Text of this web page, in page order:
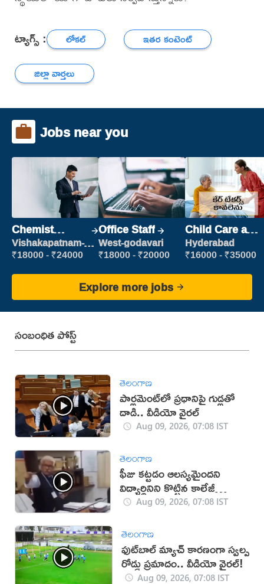
ట్యాగ్స్ : లోకల్
ఇతర కంటెంట్
జిల్లా వార్తలు
Jobs near you
Chemist
Production
Executive
Vishakapatnam-
new
₹18000 - ₹24000
Office Staff
West-godavari
₹18000 - ₹20000
Child Care and
Patient care
Hyderabad
₹16000 - ₹35000
Explore more jobs
సంబంధిత పోస్ట్
తెలంగాణ
పార్లమెంట్‌లో ప్రధానిపై గుడ్లతో
దాడి.. వీడియో వైరల్
Aug 09, 2026, 07:08 IST
తెలంగాణ
ఫీజు కట్టడం ఆలస్యమైందని
విద్యార్థినిని కొట్టిన కాలేజీ
యాజమాన్యం!(వీడియో)
Aug 09, 2026, 07:08 IST
తెలంగాణ
ఫుట్‌బాల్ మ్యాచ్‌ కారణంగా స్వల్ప
రోడ్డు ప్రమాదం.. వీడియో వైరల్!
Aug 09, 2026, 07:08 IST